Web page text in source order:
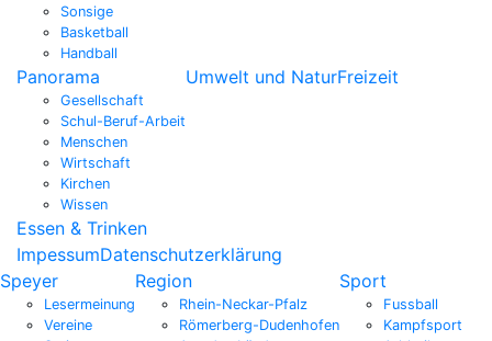
Sonsige
Basketball
Handball
Panorama
Gesellschaft
Schul-Beruf-Arbeit
Menschen
Wirtschaft
Kirchen
Wissen
Umwelt und NaturFreizeit
Essen & Trinken
ImpessumDatenschutzerklärung
Speyer
Lesermeinung
Vereine
Region
Rhein-Neckar-Pfalz
Römerberg-Dudenhofen
Sport
Fussball
Kampfsport